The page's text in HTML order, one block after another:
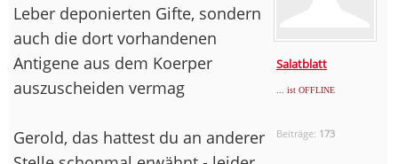
Salatblatt
... ist OFFLINE
Beiträge: 173
Leber deponierten Gifte, sondern
auch die dort vorhandenen
Antigene aus dem Koerper
auszuscheiden vermag
Gerold, das hattest du an anderer